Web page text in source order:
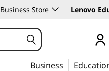
Business Store Lenovo
Business